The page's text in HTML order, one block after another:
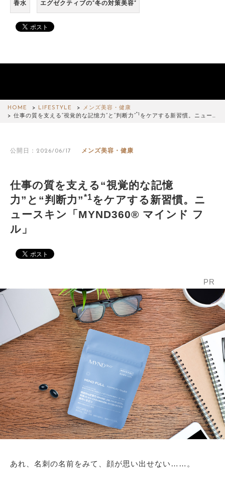
香水 エグゼクティブの“冬の対策美容”
HOME LIFESTYLE
メンズ美容・健康
仕事の質を支える“視覚的な記憶力”と“判断力”
*1 をケアする新習慣。ニュー…
公開日：2026/06/17 メンズ美容・健康
仕事の質を支える“視覚的な記憶
力”と“判断力”*1をケアする新習慣。ニ
ュースキン「MYND360® マインド フ
ル」
PR
あれ、名刺の名前をみて、顔が思い出せない……。